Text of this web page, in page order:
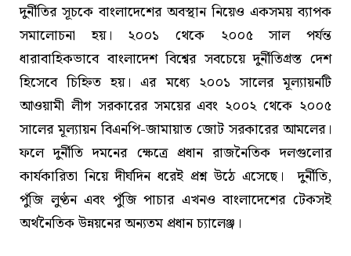
দুর্নীতির সূচকে বাংলাদেশের অবস্থান নিয়েও একসময় ব্যাপক
সমালোচনা হয়। ২০০১ থেকে ২০০৫ সাল পর্যন্ত
ধারাবাহিকভাবে বাংলাদেশ বিশ্বের সবচেয়ে দুর্নীতিগ্রস্ত দেশ
হিসেবে চিহ্নিত হয়। এর মধ্যে ২০০১ সালের মূল্যায়নটি
আওয়ামী লীগ সরকারের সময়ের এবং ২০০২ থেকে ২০০৫
সালের মূল্যায়ন বিএনপি-জামায়াত জোট সরকারের আমলের।
ফলে দুর্নীতি দমনের ক্ষেত্রে প্রধান রাজনৈতিক দলগুলোর
কার্যকারিতা নিয়ে দীর্ঘদিন ধরেই প্রশ্ন উঠে এসেছে। দুর্নীতি,
পুঁজি লুণ্ঠন এবং পুঁজি পাচার এখনও বাংলাদেশের টেকসই
অর্থনৈতিক উন্নয়নের অন্যতম প্রধান চ্যালেঞ্জ।